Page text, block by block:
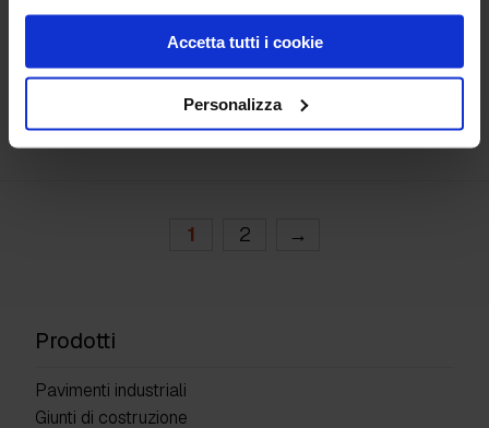
Accetta tutti i cookie
Personalizzain cemento
1 2 →
Prodotti
Pavimenti industriali
Giunti di costruzione